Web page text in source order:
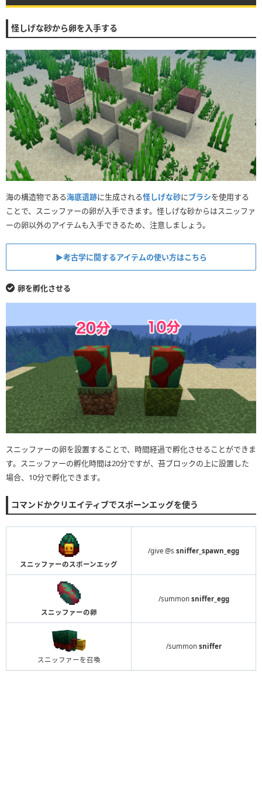
怪しげな砂から卵を入手する
海の構造物である海底遺跡に生成される怪しげな砂にブラシを使用する
ことで、スニッファーの卵が入手できます。怪しげな砂からはスニッファ
ーの卵以外のアイテムも入手できるため、注意しましょう。
▶︎考古学に関するアイテムの使い方はこちら
卵を孵化させる
スニッファーの卵を設置することで、時間経過で孵化させることができま
す。スニッファーの孵化時間は20分ですが、苔ブロックの上に設置した
場合、10分で孵化できます。
コマンドかクリエイティブでスポーンエッグを使う
スニッファーのスポーンエッグ
/give @s sniffer_spawn_egg
スニッファーの卵
/summon sniffer_egg
スニッファーを召喚
/summon sniffer